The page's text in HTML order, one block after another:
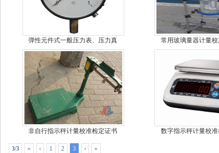
弹性元件式一般压力表、压力真 常用玻璃量器计量
非自行指示秤计量校准检定证书 数字指示秤计量校
3/3 « ‹ 1 2 3 › »